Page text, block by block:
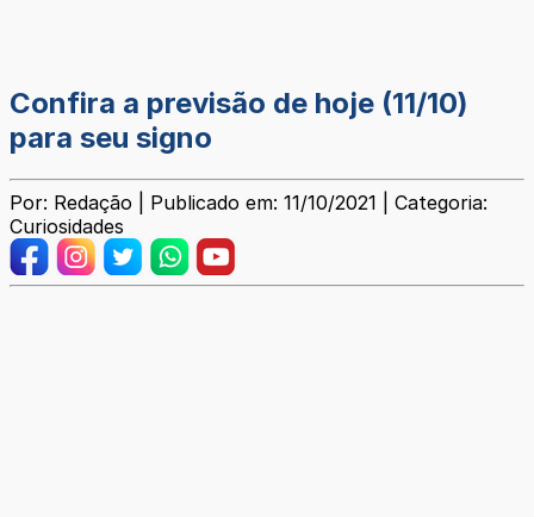
Confira a previsão de hoje (11/10)
para seu signo
Por: Redação | Publicado em: 11/10/2021 | Categoria:
Curiosidades